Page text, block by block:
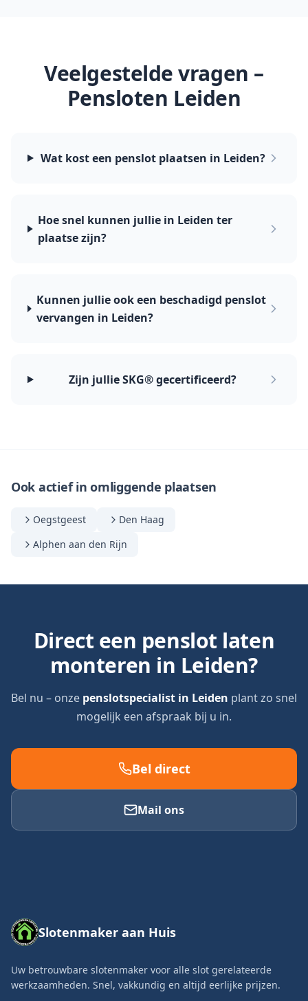
Veelgestelde vragen –
Pensloten Leiden
Wat kost een penslot plaatsen in Leiden?
Hoe snel kunnen jullie in Leiden ter
plaatse zijn?
Kunnen jullie ook een beschadigd penslot
vervangen in Leiden?
Zijn jullie SKG® gecertificeerd?
Ook actief in omliggende plaatsen
Oegstgeest
Den Haag
Alphen aan den Rijn
Direct een penslot laten
monteren in Leiden?
Bel nu – onze penslotspecialist in Leiden plant zo snel
mogelijk een afspraak bij u in.
Bel direct
Mail ons
Slotenmaker aan Huis
Uw betrouwbare slotenmaker voor alle slot gerelateerde
werkzaamheden. Snel, vakkundig en altijd eerlijke prijzen.